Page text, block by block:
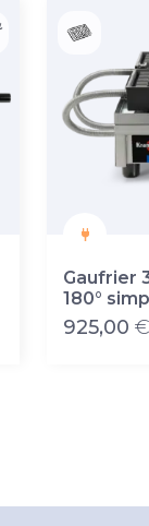
Gaufrier
180°
925,00 €